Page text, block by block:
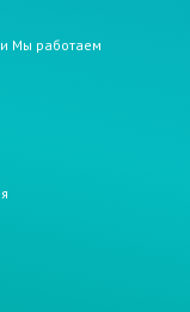
Мы работаем